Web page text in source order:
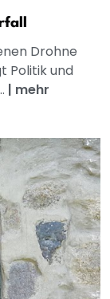
Drohne
Politik und
| mehr